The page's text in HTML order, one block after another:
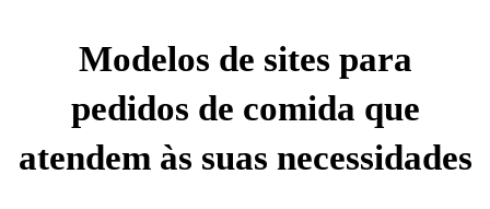
Modelos de sites para
pedidos de comida que
atendem às suas necessidades